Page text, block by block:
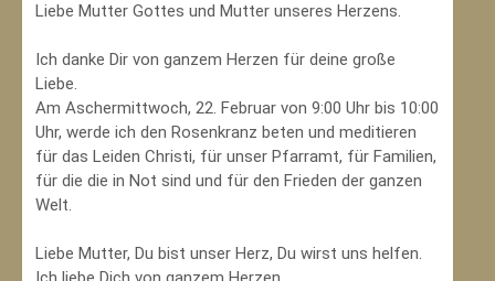
Liebe Mutter Gottes und Mutter unseres Herzens.
Ich danke Dir von ganzem Herzen für deine große
Liebe.
Am Aschermittwoch, 22. Februar von 9:00 Uhr bis 10:00
Uhr, werde ich den Rosenkranz beten und meditieren
für das Leiden Christi, für unser Pfarramt, für Familien,
für die die in Not sind und für den Frieden der ganzen
Welt.
Liebe Mutter, Du bist unser Herz, Du wirst uns helfen.